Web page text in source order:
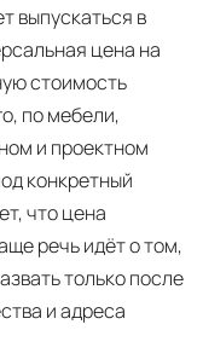
выпускаться в
цена на
стоимость
по мебели,
и проектном
конкретный
что цена
речь идёт о том,
только после
и адреса